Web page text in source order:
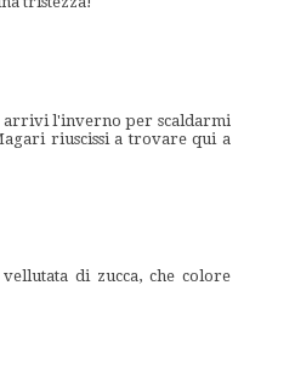
arrivi l'inverno per scaldarmi
riuscissi a trovare qui a
di zucca, che colore